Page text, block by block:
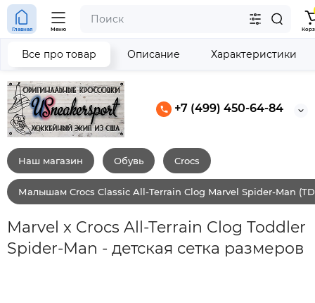
+7 (499) 450-64-84
Главная Меню
Наш магазин Обувь Crocs
Малышам Crocs Classic All-Terrain Clog Marvel Spider-Man
Marvel x Crocs All-Terrain Clog Toddler
Spider-Man - детская сетка размеров
Все про товар Описание Характеристики